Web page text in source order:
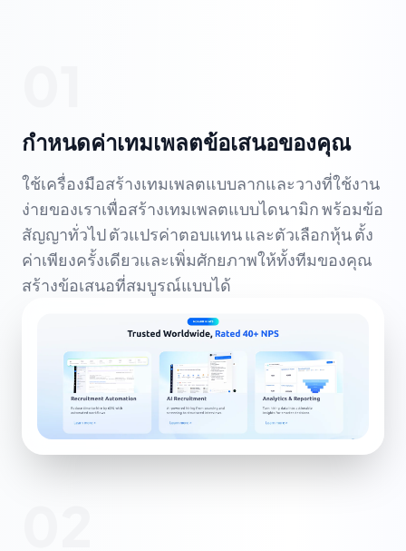
กำหนดค่าเทมเพลตข้อเสนอของคุณ
ใช้เครื่องมือสร้างเทมเพลตแบบลากและวางที่ใช้งาน
ง่ายของเราเพื่อสร้างเทมเพลตแบบไดนามิก พร้อมข้อ
สัญญาทั่วไป ตัวแปรค่าตอบแทน และตัวเลือกหุ้น ตั้ง
ค่าเพียงครั้งเดียวและเพิ่มศักยภาพให้ทั้งทีมของคุณ
สร้างข้อเสนอที่สมบูรณ์แบบได้